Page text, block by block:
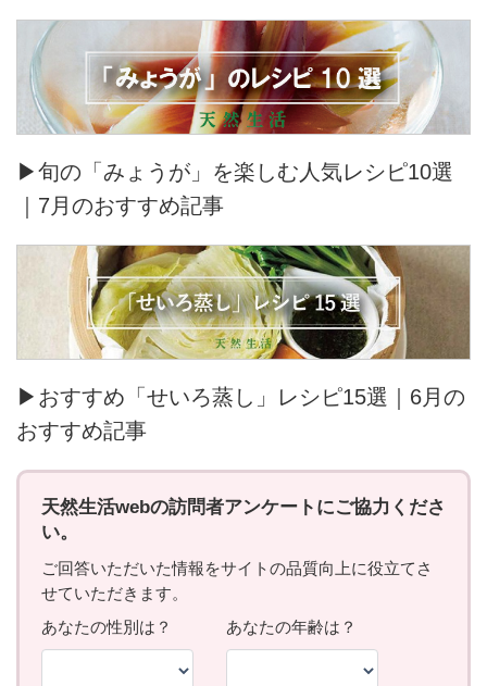
▶旬の「みょうが」を楽しむ人気レシピ10選
｜7月のおすすめ記事
▶おすすめ「せいろ蒸し」レシピ15選｜6月の
おすすめ記事